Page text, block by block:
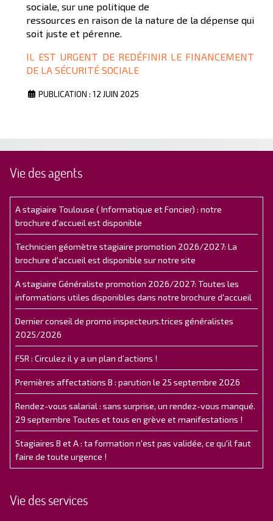
sociale, sur une politique de
ressources en raison de la nature de la dépense qui
soit juste et pérenne.
IL EST URGENT DE REDÉFINIR LE FINANCEMENT
DE LA SÉCURITÉ SOCIALE
PUBLICATION : 12 JUIN 2025
Vie des agents
A stagiaire Toulouse ( Informatique et Foncier) : notre
brochure d'accueil est disponible
Technicien géomètre stagiaire promotion 2026/2027: La
brochure d'accueil est disponible sur notre site
A stagiaire Généraliste promotion 2026/2027: Toutes les
informations utiles disponibles dans notre brochure d'accueil
Dernier conseil de promo inspecteurs.trices généralistes
2025/2026
FSR : Circulez il y a un plan d’actions !
Premières affectations B : parution le 25 septembre 2026
Rendez-vous salarial : sans surprise, un rendez-vous manqué.
29 septembre Toutes et tous en grève et manifestations !
Stagiaires B et A : ta formation n'est pas validée, ce qu'il faut
faire de toute urgence !
Vie des services